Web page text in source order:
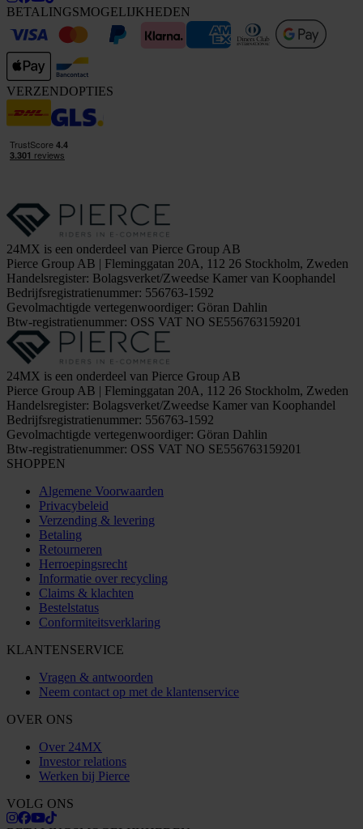
BETALINGSMOGELIJKHEDEN
VERZENDOPTIES
24MX is een onderdeel van Pierce Group AB
Pierce Group AB | Fleminggatan 20A, 112 26 Stockholm, Zweden
Handelsregister: Bolagsverket/Zweedse Kamer van Koophandel
Bedrijfsregistratienummer: 556763-1592
Gevolmachtigde vertegenwoordiger: Göran Dahlin
Btw-registratienummer: OSS VAT NO SE556763159201
24MX is een onderdeel van Pierce Group AB
Pierce Group AB | Fleminggatan 20A, 112 26 Stockholm, Zweden
Handelsregister: Bolagsverket/Zweedse Kamer van Koophandel
Bedrijfsregistratienummer: 556763-1592
Gevolmachtigde vertegenwoordiger: Göran Dahlin
Btw-registratienummer: OSS VAT NO SE556763159201
SHOPPEN
Algemene Voorwaarden
Privacybeleid
Verzending & levering
Betaling
Retourneren
Herroepingsrecht
Informatie over recycling
Claims & klachten
Bestelstatus
Conformiteitsverklaring
KLANTENSERVICE
Vragen & antwoorden
Neem contact op met de klantenservice
OVER ONS
Over 24MX
Investor relations
Werken bij Pierce
VOLG ONS